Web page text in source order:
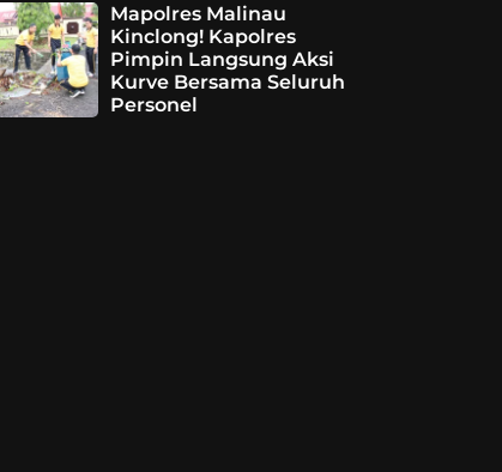
Mapolres Malinau
Kinclong! Kapolres
Pimpin Langsung Aksi
Kurve Bersama Seluruh
Personel